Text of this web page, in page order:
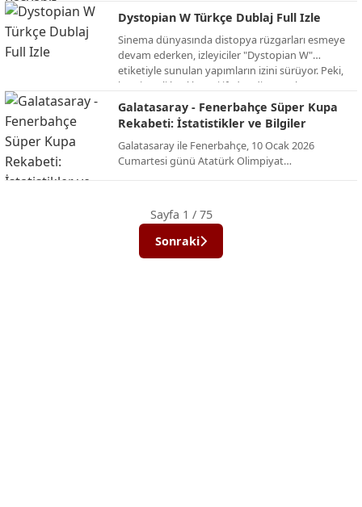
ve büyüleyici bir gelecek tasviri sunuyor. İşte AI
teknolojisinin sınırlarını zorlayan bu alternatif
projenin detayları.
Dystopian W Türkçe Dublaj Full Izle
Sinema dünyasında distopya rüzgarları esmeye
devam ederken, izleyiciler "Dystopian W"
etiketiyle sunulan yapımların izini sürüyor. Peki,
bu gizemli başlık neyi ifade ediyor ve bu türün
en dikkat çeken örnekleri neler? İşte distopik
evrenlerin kapısını aralayan kapsamlı bir bakış.
Galatasaray - Fenerbahçe Süper Kupa
Rekabeti: İstatistikler ve Bilgiler
Galatasaray ile Fenerbahçe, 10 Ocak 2026
Cumartesi günü Atatürk Olimpiyat
bu dev rekabetin Süper Kupa (ve eski adıyla
Cumhurbaşkanlığı Kupası) tarihindeki
istatistikleri ve önemli bilgileri:
Sayfa 1 / 75
Sonraki